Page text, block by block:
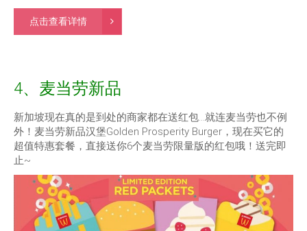
点击查看详情
4、麦当劳新品
新加坡现在真的是到处的商家都在送红包…就连麦当劳也不例
外！麦当劳新品汉堡Golden Prosperity Burger，现在买它的
超值特惠套餐，直接送你6个麦当劳限量版的红包哦！送完即
止~